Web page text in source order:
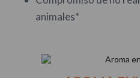
animales*